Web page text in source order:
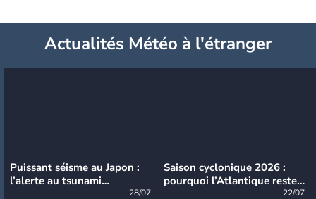
Actualités Météo à l'étranger
Puissant séisme au Japon :
l’alerte au tsunami
28/07
Saison cyclonique 2026 :
pourquoi l’Atlantique reste
22/07